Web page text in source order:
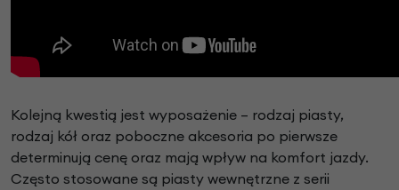
Kolejną kwestią jest wyposażenie – rodzaj piasty,
rodzaj kół oraz poboczne akcesoria po pierwsze
determinują cenę oraz mają wpływ na komfort jazdy.
Często stosowane są piasty wewnętrzne z serii